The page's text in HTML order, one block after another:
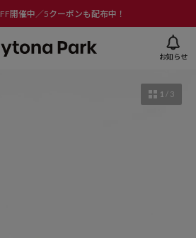
開催中／5クーポンも配布中！
お知らせ
1 / 3